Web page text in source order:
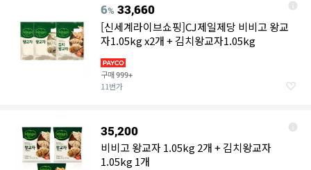
6% 33,660
[신세계라이브쇼핑]CJ제일제당 비비고 왕교
자1.05kg x2개 + 김치왕교자1.05kg
구매999+
11번가
35,200
비비고 왕교자 1.05kg 2개 + 김치왕교자
1.05kg 1개